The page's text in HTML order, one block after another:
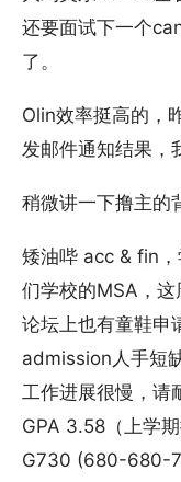
还要面试下一个
了。
Olin效率挺高的，
发邮件通知结果，
稍微讲一下撸主的
矮油哔 acc & fin
们学校的MSA，
论坛上也有童鞋申
admission人手短
工作进展很慢，请
GPA 3.58（上学
G730 (680-680-